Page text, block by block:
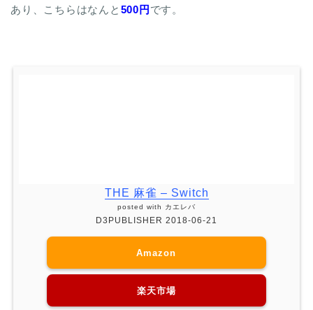
あり、こちらはなんと 500円 です。
THE 麻雀 – Switch
Amazon
楽天市場